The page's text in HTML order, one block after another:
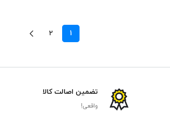
1
2
تضمین اصالت کالا
واقعی!